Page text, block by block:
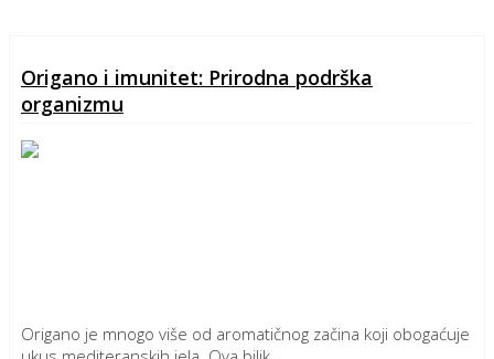
Origano i imunitet: Prirodna podrška
organizmu
Origano je mnogo više od aromatičnog začina koji obogaćuje